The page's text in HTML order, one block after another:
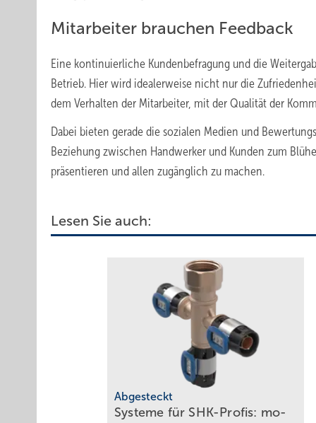
Mitarbeiter brauchen Feedback
Eine kontinuierliche Kundenbefragung und die
Betrieb. Hier wird idealerweise nicht nur die
dem Verhalten der Mitarbeiter, mit der Qualität der
Dabei bieten gerade die sozialen Medien und
Beziehung zwischen Handwerker und Kunden zum
präsentieren und allen zugänglich zu machen.
Lesen Sie auch:
Abgesteckt
Systeme für SHK-Profis: mo­